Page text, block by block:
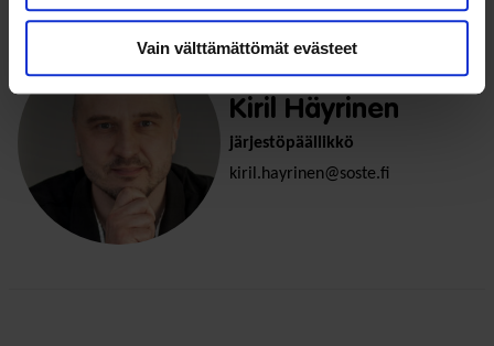
Vain välttämättömät evästeet
Kiril Häyrinen
järjestöpäällikkö
kiril.hayrinen@soste.fi